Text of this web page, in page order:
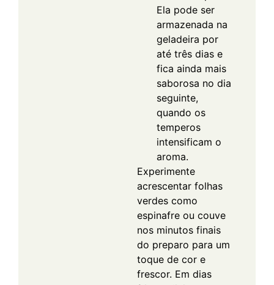
Ela pode ser
armazenada na
geladeira por
até três dias e
fica ainda mais
saborosa no dia
seguinte,
quando os
temperos
intensificam o
aroma.
Experimente
acrescentar folhas
verdes como
espinafre ou couve
nos minutos finais
do preparo para um
toque de cor e
frescor. Em dias